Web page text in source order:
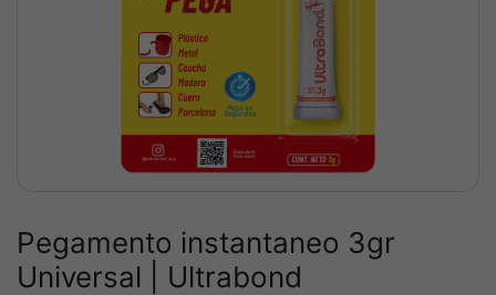
Pegamento instantaneo 3gr
Universal | Ultrabond